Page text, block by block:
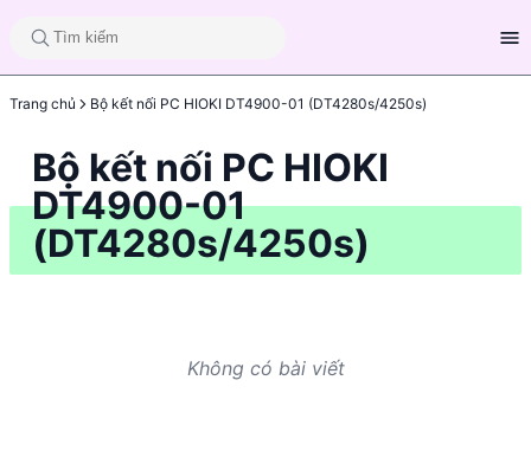
Trang chủ Bộ kết nối PC HIOKI DT4900-01 (DT4280s/4250s)
Bộ kết nối PC HIOKI
DT4900-01
(DT4280s/4250s)
Không có bài viết